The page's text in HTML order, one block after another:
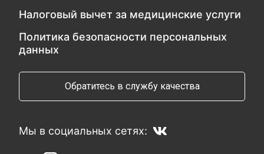
Налоговый вычет за медицинские услуги
Политика безопасности персональных
данных
Обратитесь в службу качества
Мы в социальных сетях: